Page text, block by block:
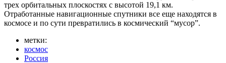
трех орбитальных плоскостях с высотой 19,1 км.
Отработанные навигационные спутники все еще находятся в
космосе и по сути превратились в космический “мусор”.
метки:
космос
Россия